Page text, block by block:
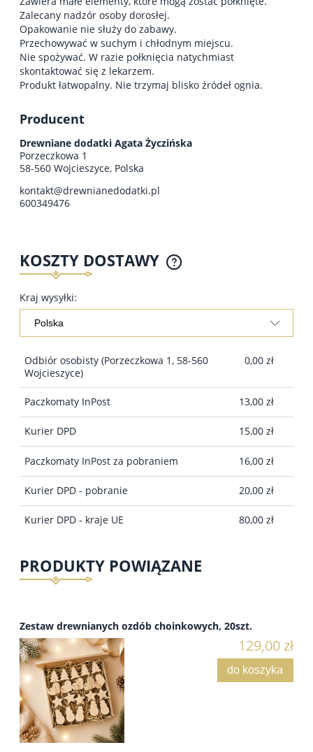
Zalecany nadzór osoby dorosłej.
Opakowanie nie służy do zabawy.
Przechowywać w suchym i chłodnym miejscu.
Nie spożywać. W razie połknięcia natychmiast
skontaktować się z lekarzem.
Produkt łatwopalny. Nie trzymaj blisko źródeł ognia.
Producent
Drewniane dodatki Agata Życzińska
Porzeczkowa 1
58-560 Wojcieszyce, Polska
kontakt@drewnianedodatki.pl
600349476
KOSZTY DOSTAWY
Kraj wysyłki:
Odbiór osobisty (Porzeczkowa 1, 58-560
Wojcieszyce)
0,00 zł
Paczkomaty InPost 13,00 zł
Kurier DPD 15,00 zł
Paczkomaty InPost za pobraniem 16,00 zł
Kurier DPD - pobranie 20,00 zł
Kurier DPD - kraje UE 80,00 zł
PRODUKTY POWIĄZANE
Zestaw drewnianych ozdób choinkowych, 20szt.
129,00 zł
do koszyka